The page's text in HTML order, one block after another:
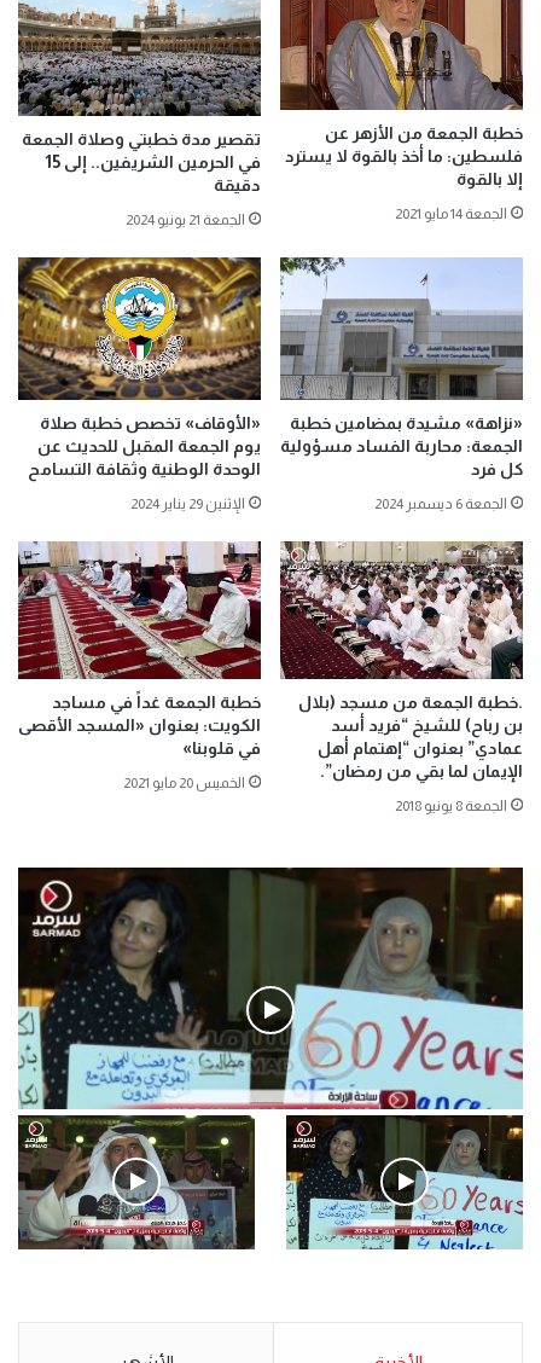
خطبة الجمعة من الأزهر عن
فلسطين: ما أخذ بالقوة لا يسترد
إلا بالقوة
الجمعة 14 مايو 2021
تقصير مدة خطبتي وصلاة الجمعة
في الحرمين الشريفين.. إلى 15
دقيقة
الجمعة 21 يونيو 2024
«نزاهة» مشيدة بمضامين خطبة
الجمعة: محاربة الفساد مسؤولية
كل فرد
الجمعة 6 ديسمبر 2024
«الأوقاف» تخصص خطبة صلاة
يوم الجمعة المقبل للحديث عن
الوحدة الوطنية وثقافة التسامح
الإثنين 29 يناير 2024
.خطبة الجمعة من مسجد (بلال
بن رباح) للشيخ “فريد أسد
عمادي” بعنوان “إهتمام أهل
الإيمان لما بقي من رمضان”.
الجمعة 8 يونيو 2018
خطبة الجمعة غداً في مساجد
الكويت: بعنوان «المسجد الأقصى
في قلوبنا»
الخميس 20 مايو 2021
فيديو
.وقفة احتجاجية رمزية لـ”#البدون” في ساحة الإرادة 4-5-2019.
الأحد 5 مايو 2019
5-2019.
نبيع مخدرات يعني ولا خمر؟!.